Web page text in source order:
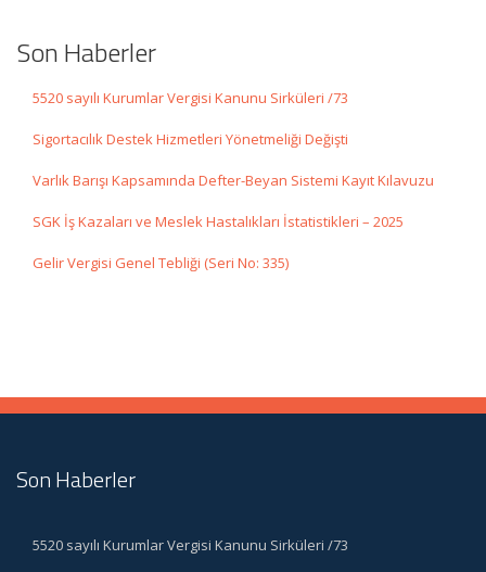
Son Haberler
5520 sayılı Kurumlar Vergisi Kanunu Sirküleri /73
Sigortacılık Destek Hizmetleri Yönetmeliği Değişti
Varlık Barışı Kapsamında Defter-Beyan Sistemi Kayıt Kılavuzu
SGK İş Kazaları ve Meslek Hastalıkları İstatistikleri – 2025
Gelir Vergisi Genel Tebliği (Seri No: 335)
Son Haberler
5520 sayılı Kurumlar Vergisi Kanunu Sirküleri /73